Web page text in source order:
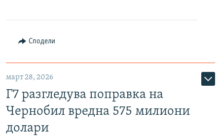
Сподели
март 28, 2026
Г7 разгледува поправка на
Чернобил вредна 575 милиони
долари